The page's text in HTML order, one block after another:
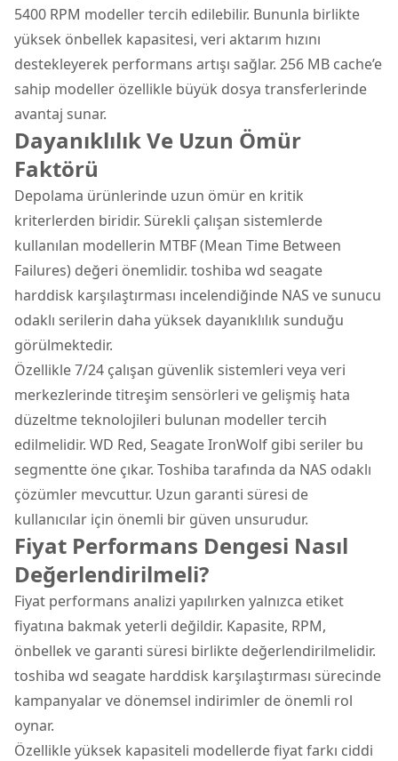
5400 RPM modeller tercih edilebilir. Bununla birlikte
yüksek önbellek kapasitesi, veri aktarım hızını
destekleyerek performans artışı sağlar. 256 MB cache’e
sahip modeller özellikle büyük dosya transferlerinde
avantaj sunar.
Dayanıklılık Ve Uzun Ömür
Faktörü
Depolama ürünlerinde uzun ömür en kritik
kriterlerden biridir. Sürekli çalışan sistemlerde
kullanılan modellerin MTBF (Mean Time Between
Failures) değeri önemlidir. toshiba wd seagate
harddisk karşılaştırması incelendiğinde NAS ve sunucu
odaklı serilerin daha yüksek dayanıklılık sunduğu
görülmektedir.
Özellikle 7/24 çalışan güvenlik sistemleri veya veri
merkezlerinde titreşim sensörleri ve gelişmiş hata
düzeltme teknolojileri bulunan modeller tercih
edilmelidir. WD Red, Seagate IronWolf gibi seriler bu
segmentte öne çıkar. Toshiba tarafında da NAS odaklı
çözümler mevcuttur. Uzun garanti süresi de
kullanıcılar için önemli bir güven unsurudur.
Fiyat Performans Dengesi Nasıl
Değerlendirilmeli?
Fiyat performans analizi yapılırken yalnızca etiket
fiyatına bakmak yeterli değildir. Kapasite, RPM,
önbellek ve garanti süresi birlikte değerlendirilmelidir.
toshiba wd seagate harddisk karşılaştırması sürecinde
kampanyalar ve dönemsel indirimler de önemli rol
oynar.
Özellikle yüksek kapasiteli modellerde fiyat farkı ciddi